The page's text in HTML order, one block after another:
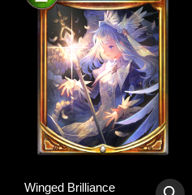
Winged Brilliance